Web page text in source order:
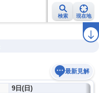
検索 現在地
ラ
最新見解
9日(日)